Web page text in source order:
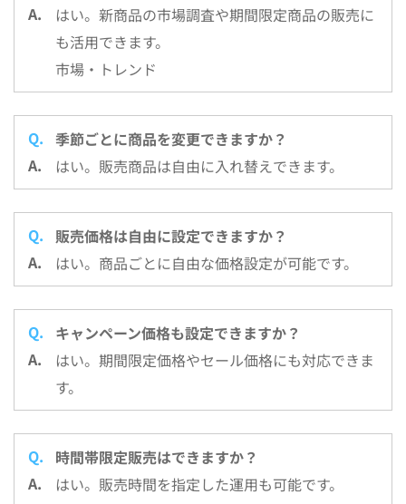
はい。新商品の市場調査や期間限定商品の販売に
も活用できます。
市場・トレンド
季節ごとに商品を変更できますか？
はい。販売商品は自由に入れ替えできます。
販売価格は自由に設定できますか？
はい。商品ごとに自由な価格設定が可能です。
キャンペーン価格も設定できますか？
はい。期間限定価格やセール価格にも対応できま
す。
時間帯限定販売はできますか？
はい。販売時間を指定した運用も可能です。